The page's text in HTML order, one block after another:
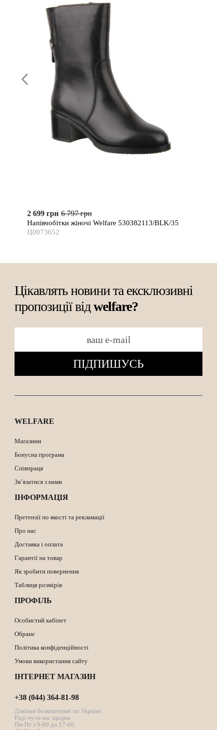
2 699 грн 6 797 грн
Напівчобітки жіночі Welfare 530382113/BLK/35
Ц0073652
Цікавлять новини та ексклюзивні
пропозиції відwelfare?
ПІДПИШУСЬ
WELFARE
Магазини
Бонусна програма
Співпраця
Зв’язатися з нами
ІНФОРМАЦІЯ
Претензії по якості та рекламації
Про нас
Доставка і оплата
Гарантії на товар
Як зробити повернення
Таблиця розмірів
ПРОФІЛЬ
Особистий кабінет
Обране
Політика конфіденційності
Умови використання сайту
ІНТЕРНЕТ МАГАЗИН
+38 (044) 364-81-98
Дзвінки безкоштовні по Україні.
Раді чути вас щодня
Пн-Пт з 9-00 до 17-00.